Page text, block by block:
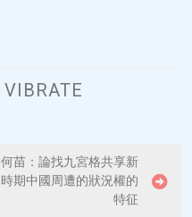
VIBRATE
何苗：論找九宮格共享新
時期中國周遭的狀況權的
特征